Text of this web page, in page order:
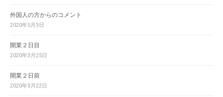
外国人の方からのコメント
2020年5月3日
開業２日目
2020年3月25日
開業２日前
2020年3月22日